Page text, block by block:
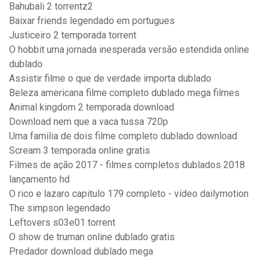
Bahubali 2 torrentz2
Baixar friends legendado em portugues
Justiceiro 2 temporada torrent
O hobbit uma jornada inesperada versão estendida online
dublado
Assistir filme o que de verdade importa dublado
Beleza americana filme completo dublado mega filmes
Animal kingdom 2 temporada download
Download nem que a vaca tussa 720p
Uma familia de dois filme completo dublado download
Scream 3 temporada online gratis
Filmes de ação 2017 - filmes completos dublados 2018
lançamento hd
O rico e lazaro capitulo 179 completo - vídeo dailymotion
The simpson legendado
Leftovers s03e01 torrent
O show de truman online dublado gratis
Predador download dublado mega